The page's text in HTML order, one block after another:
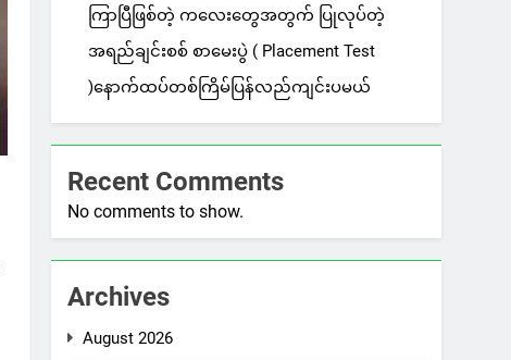
ကြာပြီဖြစ်တဲ့ ကလေးတွေအတွက် ပြုလုပ်တဲ့
အရည်ချင်းစစ် စာမေးပွဲ ( Placement Test
)နောက်ထပ်တစ်ကြိမ်ပြန်လည်ကျင်းပမယ်
Recent Comments
No comments to show.
Archives
August 2026